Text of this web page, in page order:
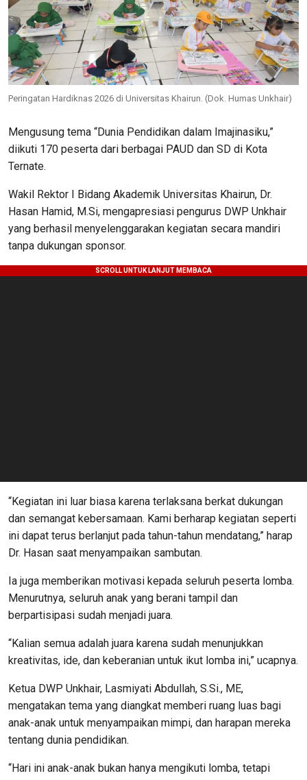
Peringatan Hardiknas 2026 di Universitas Khairun. (Dok. Humas Unkhair)
Mengusung tema “Dunia Pendidikan dalam Imajinasiku,”
diikuti 170 peserta dari berbagai PAUD dan SD di Kota
Ternate.
Wakil Rektor I Bidang Akademik Universitas Khairun, Dr.
Hasan Hamid, M.Si, mengapresiasi pengurus DWP Unkhair
yang berhasil menyelenggarakan kegiatan secara mandiri
tanpa dukungan sponsor.
“Kegiatan ini luar biasa karena terlaksana berkat dukungan
dan semangat kebersamaan. Kami berharap kegiatan seperti
ini dapat terus berlanjut pada tahun-tahun mendatang,” harap
Dr. Hasan saat menyampaikan sambutan.
Ia juga memberikan motivasi kepada seluruh peserta lomba.
Menurutnya, seluruh anak yang berani tampil dan
berpartisipasi sudah menjadi juara.
“Kalian semua adalah juara karena sudah menunjukkan
kreativitas, ide, dan keberanian untuk ikut lomba ini,” ucapnya.
Ketua DWP Unkhair, Lasmiyati Abdullah, S.Si., ME,
mengatakan tema yang diangkat memberi ruang luas bagi
anak-anak untuk menyampaikan mimpi, dan harapan mereka
tentang dunia pendidikan.
“Hari ini anak-anak bukan hanya mengikuti lomba, tetapi